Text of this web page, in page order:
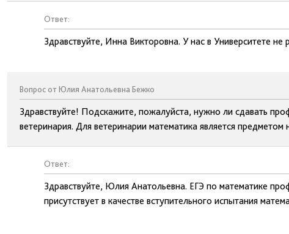
Ответ:
Здравствуйте, Инна Викторовна. У нас в Университете
Вопрос от Юлия Анатольевна Бежко
Здравствуйте! Подскажите, пожалуйста, нужно ли сдавать
ветеринария. Для ветеринарии математика является
Ответ:
Здравствуйте, Юлия Анатольевна. ЕГЭ по математике
присутствует в качестве вступительного испытания